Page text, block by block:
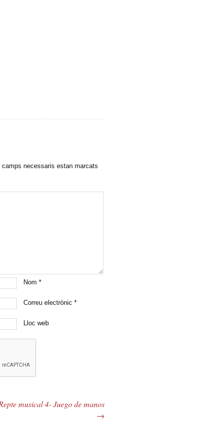
necessaris estan marcats
Nom *
Correu electrònic *
Lloc web
musical 4- Juego de manos
→